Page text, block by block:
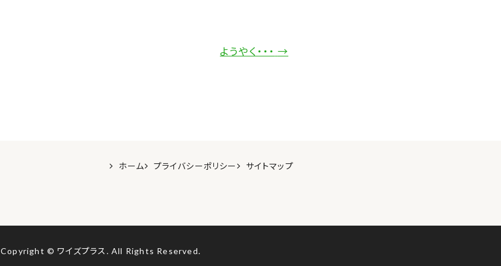
ようやく・・・ →
ホーム プライバシーポリシー サイトマップ
Copyright © ワイズプラス. All Rights Reserved.